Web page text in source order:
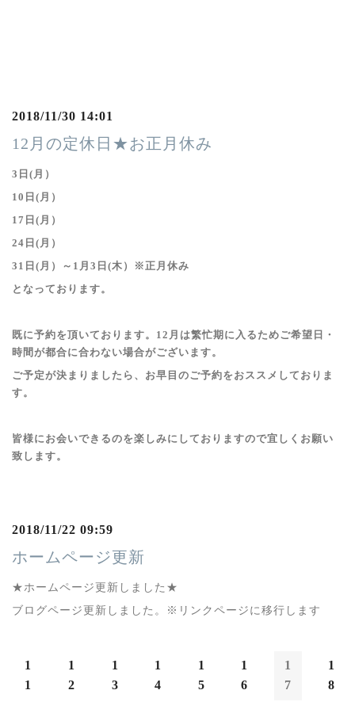
2018/11/30 14:01
12月の定休日★お正月休み
3日(月）
10日(月）
17日(月）
24日(月）
31日(月）～1月3日(木）※正月休み
となっております。
既に予約を頂いております。12月は繁忙期に入るためご希望日・
時間が都合に合わない場合がございます。
ご予定が決まりましたら、お早目のご予約をおススメしておりま
す。
皆様にお会いできるのを楽しみにしておりますので宜しくお願い
致します。
2018/11/22 09:59
ホームページ更新
★ホームページ更新しました★
ブログページ更新しました。※リンクページに移行します
1
1
1
2
1
3
1
4
1
5
1
6
1
7
1
8